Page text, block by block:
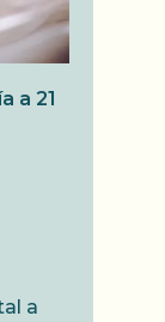
a 21
a